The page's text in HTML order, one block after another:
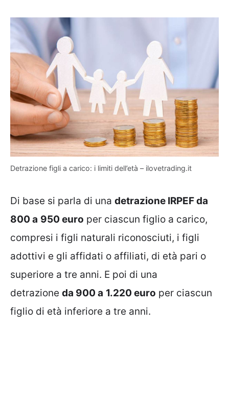
Detrazione figli a carico: i limiti dell’età – ilovetrading.it
Di base si parla di una detrazione IRPEF da
800 a 950 euro per ciascun figlio a carico,
compresi i figli naturali riconosciuti, i figli
adottivi e gli affidati o affiliati, di età pari o
superiore a tre anni. E poi di una
detrazione da 900 a 1.220 euro per ciascun
figlio di età inferiore a tre anni.